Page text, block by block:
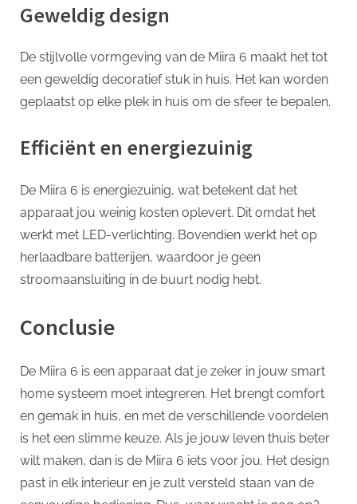
Geweldig design
De stijlvolle vormgeving van de Miira 6 maakt het tot
een geweldig decoratief stuk in huis. Het kan worden
geplaatst op elke plek in huis om de sfeer te bepalen.
Efficiënt en energiezuinig
De Miira 6 is energiezuinig, wat betekent dat het
apparaat jou weinig kosten oplevert. Dit omdat het
werkt met LED-verlichting. Bovendien werkt het op
herlaadbare batterijen, waardoor je geen
stroomaansluiting in de buurt nodig hebt.
Conclusie
De Miira 6 is een apparaat dat je zeker in jouw smart
home systeem moet integreren. Het brengt comfort
en gemak in huis, en met de verschillende voordelen
is het een slimme keuze. Als je jouw leven thuis beter
wilt maken, dan is de Miira 6 iets voor jou. Het design
past in elk interieur en je zult versteld staan van de